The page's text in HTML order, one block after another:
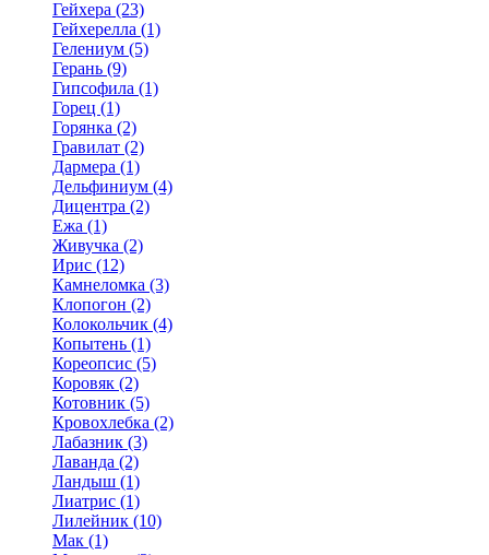
Гейхера (23)
Гейхерелла (1)
Гелениум (5)
Герань (9)
Гипсофила (1)
Горец (1)
Горянка (2)
Гравилат (2)
Дармера (1)
Дельфиниум (4)
Дицентра (2)
Ежа (1)
Живучка (2)
Ирис (12)
Камнеломка (3)
Клопогон (2)
Колокольчик (4)
Копытень (1)
Кореопсис (5)
Коровяк (2)
Котовник (5)
Кровохлебка (2)
Лабазник (3)
Лаванда (2)
Ландыш (1)
Лиатрис (1)
Лилейник (10)
Мак (1)